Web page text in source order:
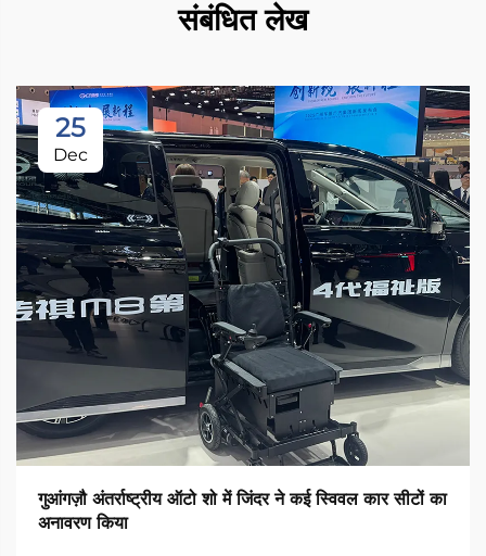
संबंधित लेख
25
Dec
गुआंगज़ौ अंतर्राष्ट्रीय ऑटो शो में जिंदर ने कई स्विवल कार सीटों का
अनावरण किया